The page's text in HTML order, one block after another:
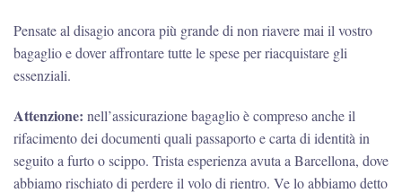
Pensate al disagio ancora più grande di non riavere mai il vostro
bagaglio e dover affrontare tutte le spese per riacquistare gli
essenziali.
Attenzione: nell’assicurazione bagaglio è compreso anche il
rifacimento dei documenti quali passaporto e carta di identità in
seguito a furto o scippo. Trista esperienza avuta a Barcellona, dove
abbiamo rischiato di perdere il volo di rientro. Ve lo abbiamo detto